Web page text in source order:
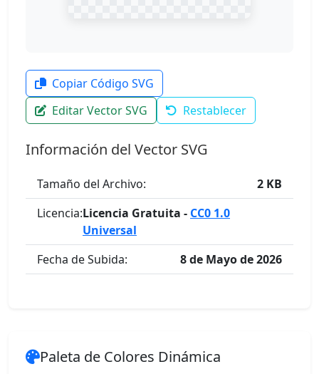
Copiar Código SVG
Editar Vector SVG
Restablecer
Información del Vector SVG
Tamaño del Archivo:
2 KB
Licencia:Licencia Gratuita - CC0 1.0
Universal
Fecha de Subida:
8 de Mayo de 2026
Paleta de Colores Dinámica